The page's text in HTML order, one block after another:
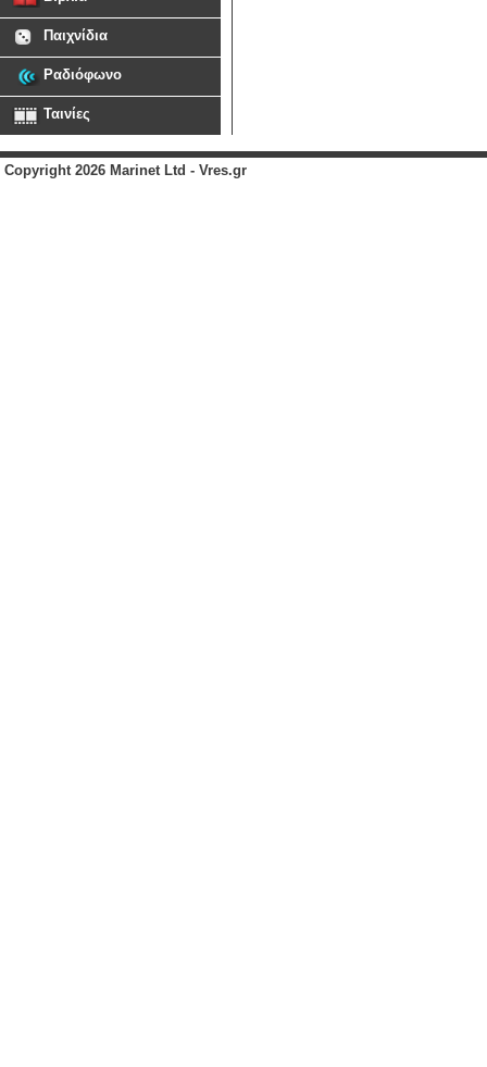
Παιχνίδια
Ραδιόφωνο
Ταινίες
Copyright 2026 Marinet Ltd - Vres.gr